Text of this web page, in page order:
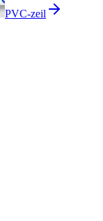
PVC-zeil